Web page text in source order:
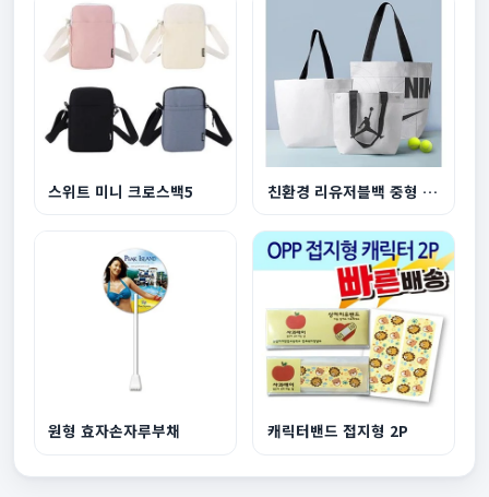
스위트 미니 크로스백5 친환경 리유저블백 중형 440x360x150mm
원형 효자손자루부채 캐릭터밴드 접지형 2P